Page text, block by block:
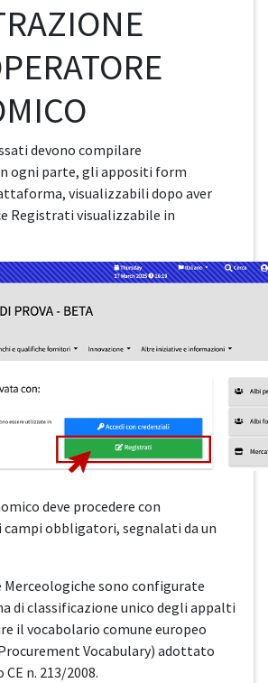
devono compilare
ogni parte, gli appositi form
visualizzabili dopo aver
Registrati visualizzabile in
deve procedere con
campi obbligatori, segnalati da un
Merceologiche sono configurate
di classificazione unico degli appalti
il vocabolario comune europeo
Vocabulary) adottato
n. 213/2008.